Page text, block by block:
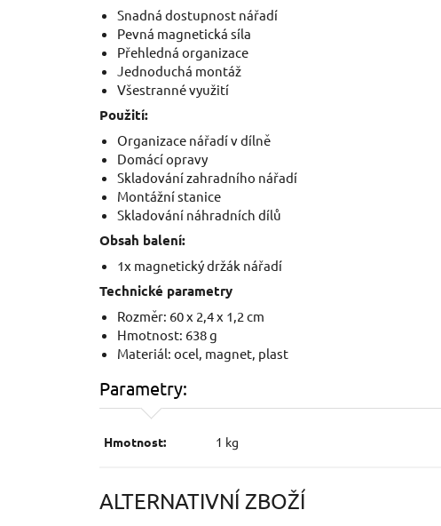
Snadná dostupnost nářadí
Pevná magnetická síla
Přehledná organizace
Jednoduchá montáž
Všestranné využití
Použití:
Organizace nářadí v dílně
Domácí opravy
Skladování zahradního nářadí
Montážní stanice
Skladování náhradních dílů
Obsah balení:
1x magnetický držák nářadí
Technické parametry
Rozměr: 60 x 2,4 x 1,2 cm
Hmotnost: 638 g
Materiál: ocel, magnet, plast
Parametry:
Hmotnost: 1 kg
ALTERNATIVNÍ ZBOŽÍ